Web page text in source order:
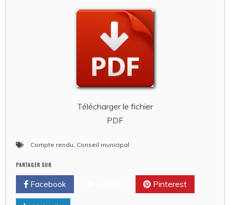
Télécharger le fichier
PDF
Compte rendu Conseil municipal
PARTAGER SUR
Facebook Pinterest